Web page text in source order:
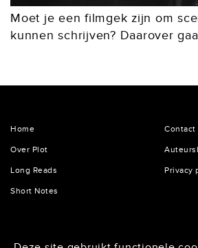
Moet je een filmgek zijn om
kunnen schrijven? Daarover
kanten...
Home
Over Plot
Long Reads
Short Notes
Contact
Privacy